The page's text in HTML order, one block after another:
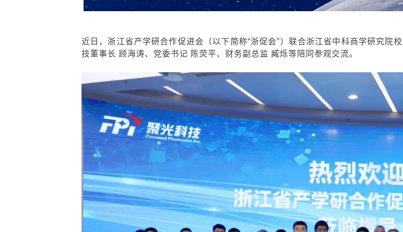
近日，浙江省产学研合作促进会（以下简称“浙促会”）联合浙江省中科商学研究院
技董事长 顾海涛、党委书记 陈荧平、财务副总监 臧烁等陪同参观交流。